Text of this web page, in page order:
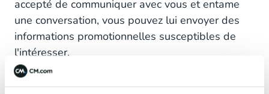
accepté de communiquer avec vous et entame
une conversation, vous pouvez lui envoyer des
informations promotionnelles susceptibles de
l'intéresser.